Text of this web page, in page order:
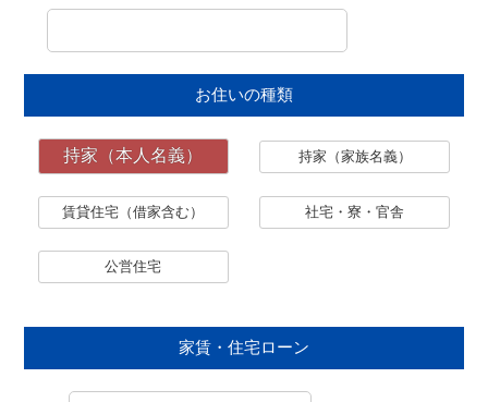
お住いの種類
持家（本人名義） 持家（家族名義）
賃貸住宅（借家含む） 社宅・寮・官舎
公営住宅
家賃・住宅ローン